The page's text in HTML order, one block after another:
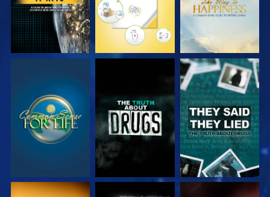
ΠΑΡΑΚΟΛΟΥΘΗΣΤΕ ΠΑΡΑΚΟΛΟΥΘΗΣΤΕ ΠΑΡΑΚΟΛΟΥΘΗΣΤΕ